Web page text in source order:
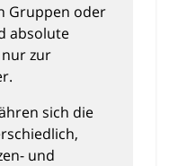
Gruppen oder
absolute
zur
sich die
und